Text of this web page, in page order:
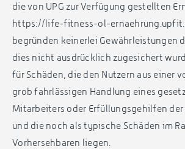
die von UPG zur Verfügung gestellten
https://life-fitness-ol-
begründen keinerlei Gewährleistungen
dies nicht ausdrücklich zugesichert
für Schäden, die den Nutzern aus einer
grob fahrlässigen Handlung eines
Mitarbeiters oder Erfüllungsgehilfen der
und die noch als typische Schäden im
Vorhersehbaren liegen.